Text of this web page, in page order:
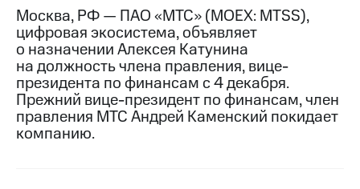
Пресс-
релизы
МТС
о технологиях
Достижения
Интервью
Москва, РФ — ПАО «МТС» (MOEX: MTSS),
цифровая экосистема, объявляет
о назначении Алексея Катунина
на должность члена правления, вице-
президента по финансам с 4 декабря.
Прежний вице-президент по финансам, член
правления МТС Андрей Каменский покидает
компанию.